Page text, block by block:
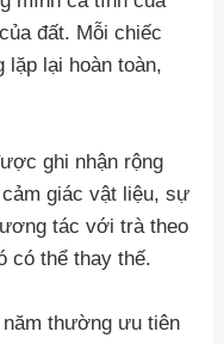
đất. Mỗi chiếc
lặp lại hoàn toàn,
ghi nhận rộng
giác vật liệu, sự
tác với trà theo
có thể thay thế.
thường ưu tiên